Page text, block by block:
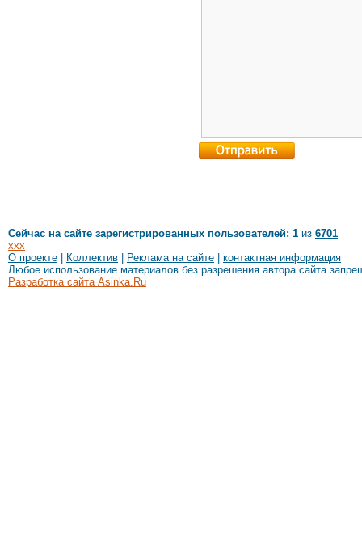
Сейчас на сайте зарегистрированных пользователей: 1 из 6701
xxx
О проекте
Коллектив Реклама на сайте
контактная информация
Любое использование материалов без разрешения автора сайта
Разработка сайта Asinka.Ru